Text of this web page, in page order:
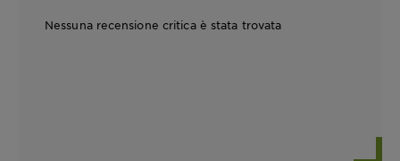
Nessuna recensione critica è stata trovata